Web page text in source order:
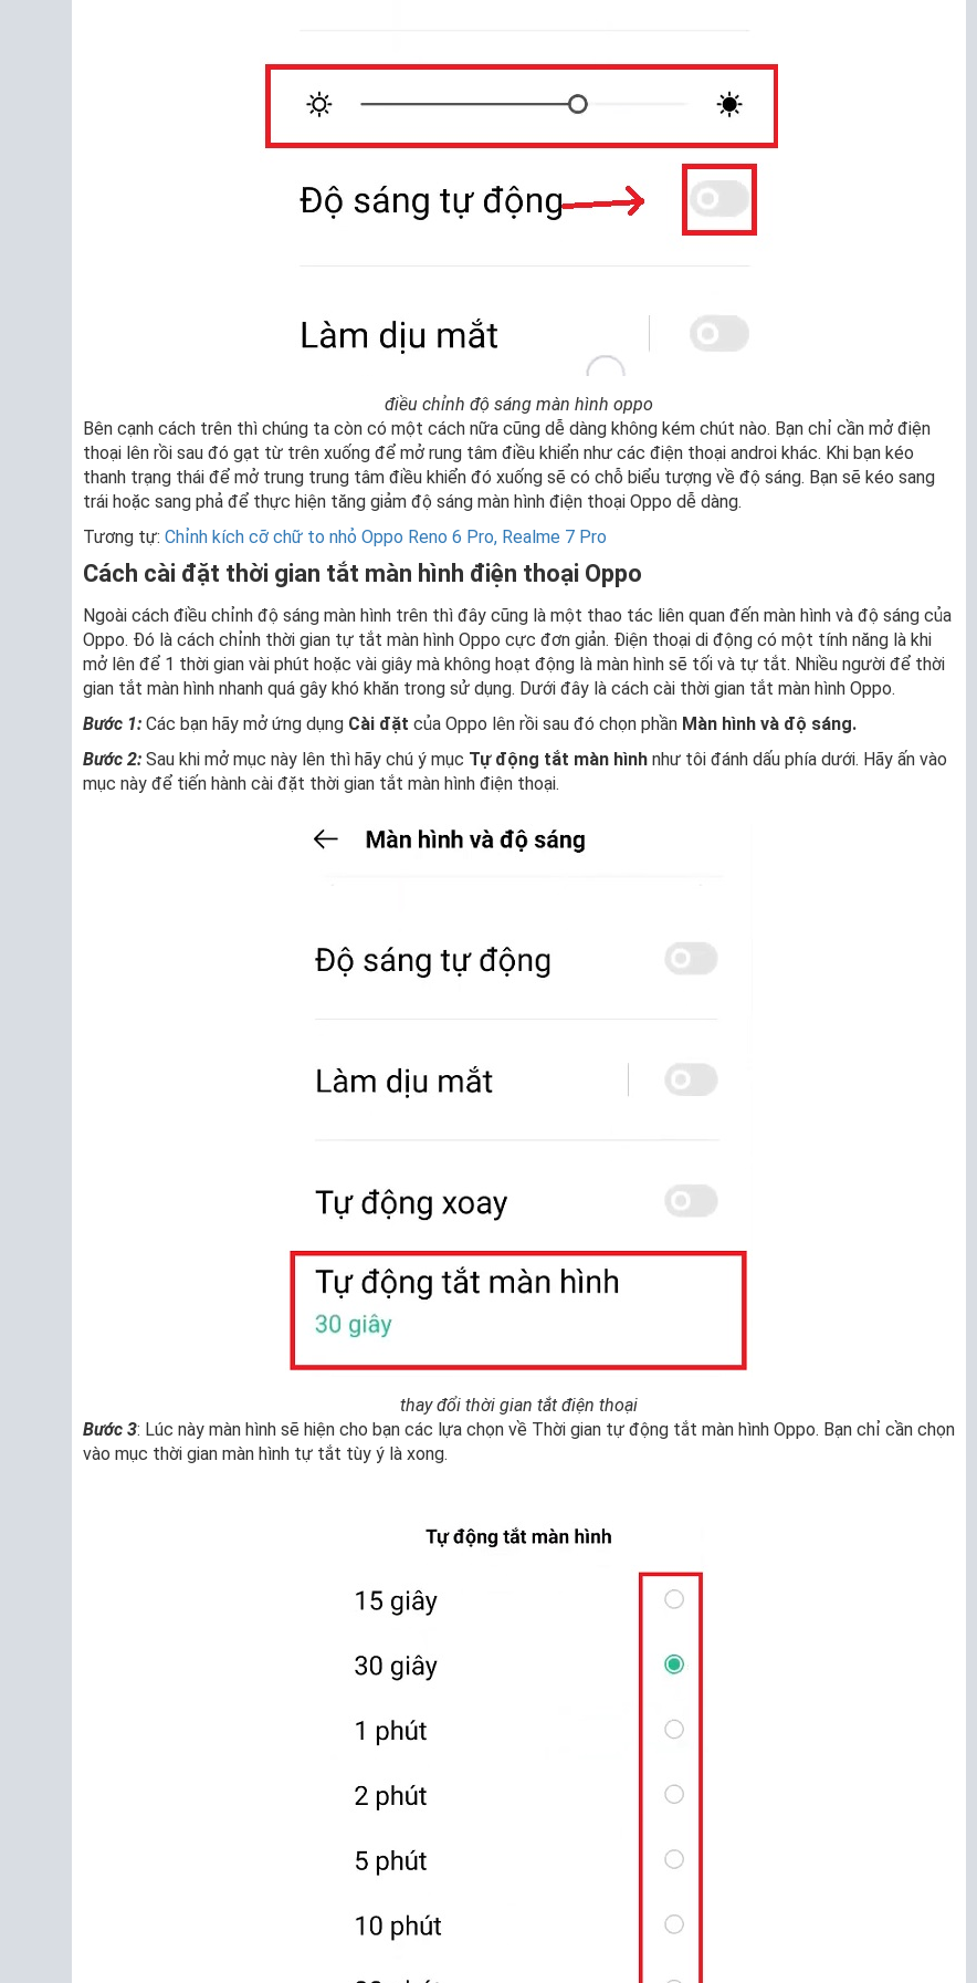
điều chỉnh độ sáng màn hình oppo
Bên cạnh cách trên thì chúng ta còn có một cách nữa cũng dễ dàng không kém chút nào. Bạn chỉ cần mở điện
thoại lên rồi sau đó gạt từ trên xuống để mở rung tâm điều khiển như các điện thoại androi khác. Khi bạn kéo
thanh trạng thái để mở trung trung tâm điều khiển đó xuống sẽ có chỗ biểu tượng về độ sáng. Bạn sẽ kéo sang
trái hoặc sang phả để thực hiện tăng giảm độ sáng màn hình điện thoại Oppo dễ dàng.
Tương tự: Chỉnh kích cỡ chữ to nhỏ Oppo Reno 6 Pro, Realme 7 Pro
Cách cài đặt thời gian tắt màn hình điện thoại Oppo
Ngoài cách điều chỉnh độ sáng màn hình trên thì đây cũng là một thao tác liên quan đến màn hình và độ sáng của
Oppo. Đó là cách chỉnh thời gian tự tắt màn hình Oppo cực đơn giản. Điện thoại di động có một tính năng là khi
mở lên để 1 thời gian vài phút hoặc vài giây mà không hoạt động là màn hình sẽ tối và tự tắt. Nhiều người để thời
gian tắt màn hình nhanh quá gây khó khăn trong sử dụng. Dưới đây là cách cài thời gian tắt màn hình Oppo.
Bước 1: Các bạn hãy mở ứng dụng Cài đặt của Oppo lên rồi sau đó chọn phần Màn hình và độ sáng.
Bước 2: Sau khi mở mục này lên thì hãy chú ý mục Tự động tắt màn hình như tôi đánh dấu phía dưới. Hãy ấn vào
mục này để tiến hành cài đặt thời gian tắt màn hình điện thoại.
thay đổi thời gian tắt điện thoại
Bước 3: Lúc này màn hình sẽ hiện cho bạn các lựa chọn về Thời gian tự động tắt màn hình Oppo. Bạn chỉ cần chọn
vào mục thời gian màn hình tự tắt tùy ý là xong.